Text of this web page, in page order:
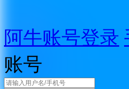
阿牛账号登录
账号